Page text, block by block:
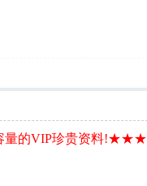
量的VIP珍贵资料!★★★